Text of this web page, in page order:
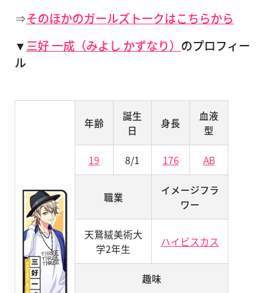
⇒そのほかのガールズトークはこちらから
▼三好 一成（みよし かずなり） のプロフィー
ル
年齢
誕生
日
身長
血液
型
19 8/1 176 AB
職業
イメージフラ
ワー
天鵞絨美術大
学2年生
ハイビスカス
趣味